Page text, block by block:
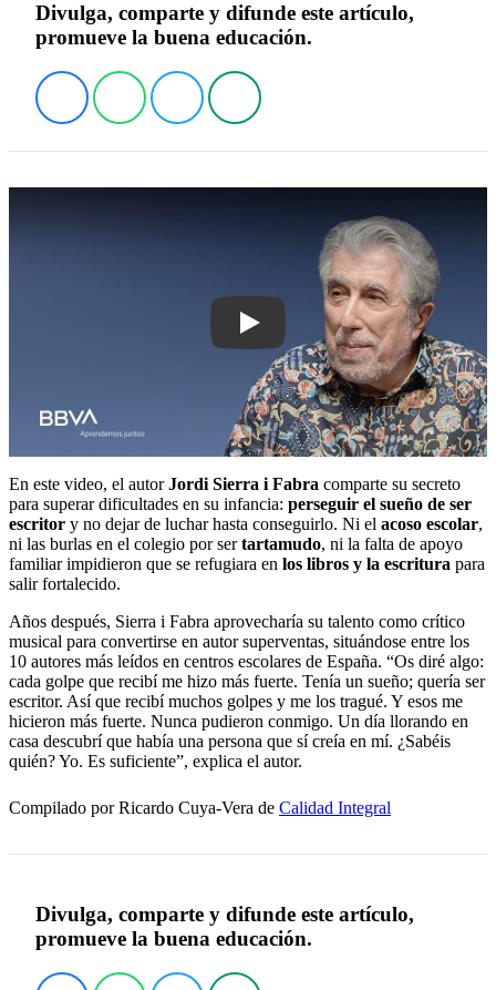
Divulga, comparte y difunde este artículo,
promueve la buena educación.
En este video, el autorJordi Sierra i Fabra comparte su secreto
para superar dificultades en su infancia: perseguir el sueño de ser
escritor y no dejar de luchar hasta conseguirlo. Ni el acoso escolar,
ni las burlas en el colegio por sertartamudo, ni la falta de apoyo
familiar impidieron que se refugiara en los libros y la escritura para
salir fortalecido.
Años después, Sierra i Fabra aprovecharía su talento como crítico
musical para convertirse en autor superventas, situándose entre los
10 autores más leídos en centros escolares de España. “Os diré algo:
cada golpe que recibí me hizo más fuerte. Tenía un sueño; quería ser
escritor. Así que recibí muchos golpes y me los tragué. Y esos me
hicieron más fuerte. Nunca pudieron conmigo. Un día llorando en
casa descubrí que había una persona que sí creía en mí. ¿Sabéis
quién? Yo. Es suficiente”, explica el autor.
Compilado por Ricardo Cuya-Vera de Calidad Integral
Divulga, comparte y difunde este artículo,
promueve la buena educación.